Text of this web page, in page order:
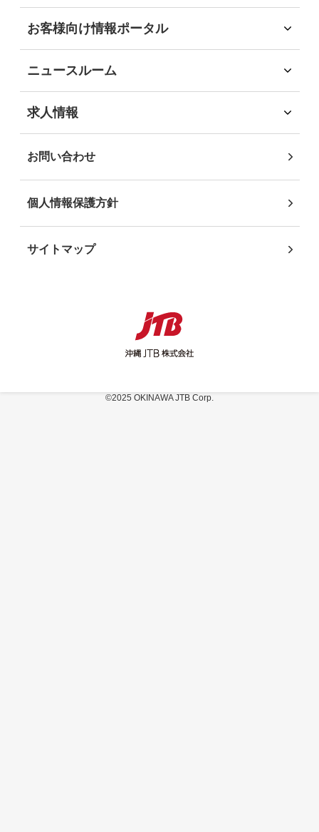
社会
経済
DEIB推進
沖縄JTB サステナビリティレポート2025
ソリューション領域
自社企画・運営領域
お客様向け情報ポータル
自治体・行政機関のお客様
学校・教育機関のお客様
事業パートナーの皆様
ニュースルーム
求人情報
お問い合わせ
個人情報保護方針
サイトマップ
©2025 OKINAWA JTB Corp.